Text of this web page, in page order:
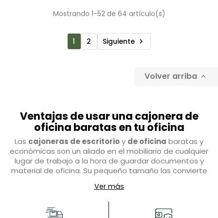
Mostrando 1-52 de 64 artículo(s)
1 2 Siguiente 
Volver arriba 
Ventajas de usar una cajonera de
oficina baratas en tu oficina
Las cajoneras de escritorioy de oficina baratas y
económicas son un aliado en el mobiliario de cualquier
lugar de trabajo a la hora de guardar documentos y
material de oficina. Su pequeño tamaño las convierte
colocar fácilmente bajo una mesa, añadiendo a esta
una opción extra de almacenamiento.
Ver más